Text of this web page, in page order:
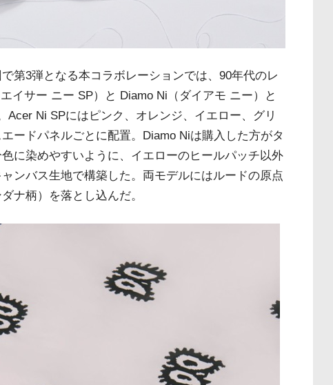
第3弾となる本コラボレーションでは、90年代のレ
イサー ニー SP）と Diamo Ni（ダイアモ ニー）と
Acer Ni SPにはピンク、オレンジ、イエロー、グリ
ードパネルごとに配置。Diamo Niは購入した方がタ
に染めやすいように、イエローのヒールパッチ以外
ンバス生地で構築した。両モデルにはルードの原点
ナ柄）を落とし込んだ。